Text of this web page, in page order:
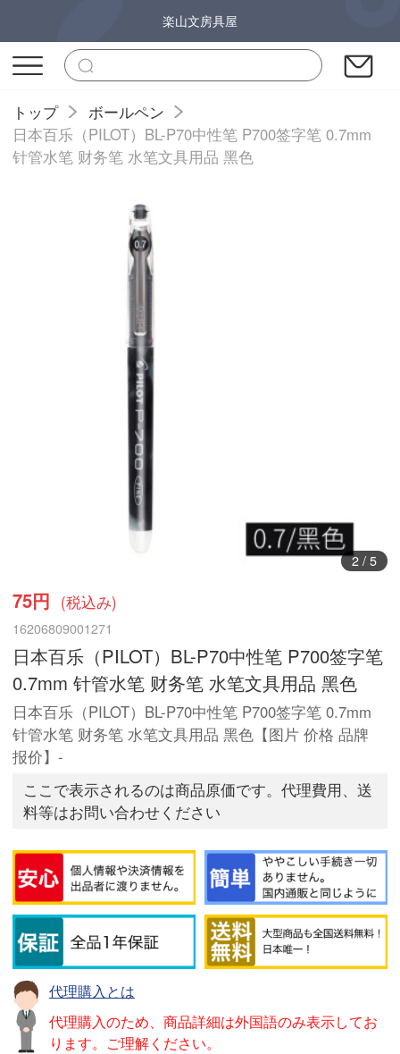
楽山文房具屋
トップ
ボールペン
日本百乐（PILOT）BL-P70中性笔 P700签字笔 0.7mm
针管水笔 财务笔 水笔文具用品 黑色
3/ 5
75円 (税込み)
16206809001271
日本百乐（PILOT）BL-P70中性笔 P700签字笔
0.7mm 针管水笔 财务笔 水笔文具用品 黑色
日本百乐（PILOT）BL-P70中性笔 P700签字笔 0.7mm
针管水笔 财务笔 水笔文具用品 黑色【图片 价格 品牌
报价】-
ここで表示されるのは商品原価です。代理費用、送
料等はお問い合わせください
代理購入とは
代理購入のため、商品詳細は外国語のみ表示してお
ります。ご理解ください。